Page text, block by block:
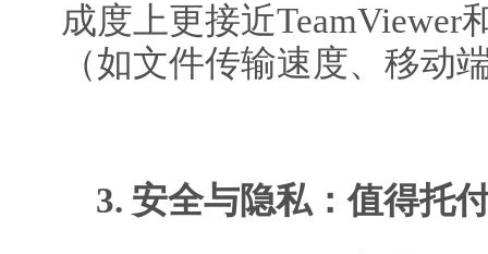
成度上更接近TeamViewer
（如文件传输速度、移动
3. 安全与隐私：值得托